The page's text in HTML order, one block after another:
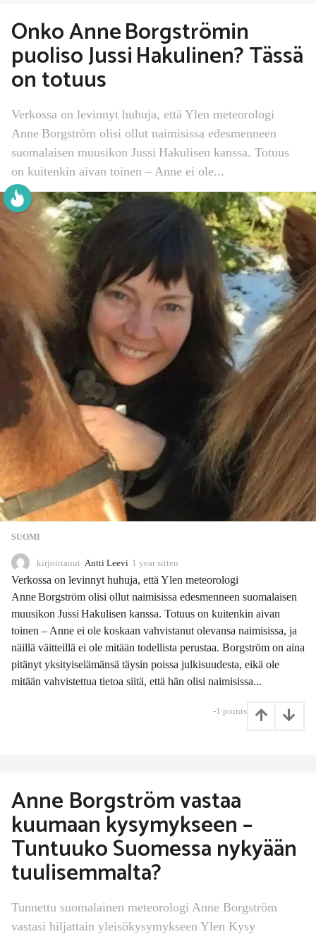
Onko Anne Borgströmin
puoliso Jussi Hakulinen? Tässä
on totuus
Verkossa on levinnyt huhuja, että Ylen meteorologi
Anne Borgström olisi ollut naimisissa edesmenneen
suomalaisen muusikon Jussi Hakulisen kanssa. Totuus
on kuitenkin aivan toinen – Anne ei ole...
SUOMI
kirjoittanut Antti Leevi 1 year sitten
1
o
n
t
s
s
i
Verkossa on levinnyt huhuja, että Ylen meteorologi
Anne Borgström olisi ollut naimisissa edesmenneen suomalaisen
muusikon Jussi Hakulisen kanssa. Totuus on kuitenkin aivan
toinen – Anne ei ole koskaan vahvistanut olevansa naimisissa, ja
näillä väitteillä ei ole mitään todellista perustaa. Borgström on aina
pitänyt yksityiselämänsä täysin poissa julkisuudesta, eikä ole
mitään vahvistettua tietoa siitä, että hän olisi naimisissa...
-1 points
Anne Borgström vastaa
kuumaan kysymykseen –
Tuntuuko Suomessa nykyään
tuulisemmalta?
Tunnettu suomalainen meteorologi Anne Borgström
vastasi hiljattain yleisökysymykseen Ylen Kysy